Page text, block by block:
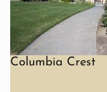
Columbia Crest